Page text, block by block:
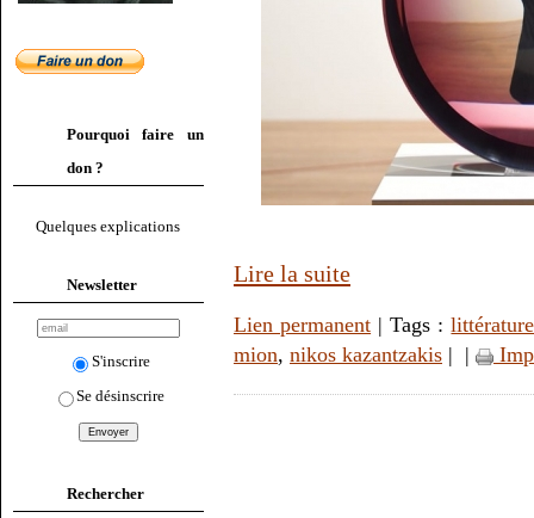
Pourquoi faire un
don ?
Quelques explications
Newsletter
S'inscrire
Se désinscrire
Rechercher
Lire la suite
Lien permanent | Tags :littérature
mion, nikos kazantzakis | |